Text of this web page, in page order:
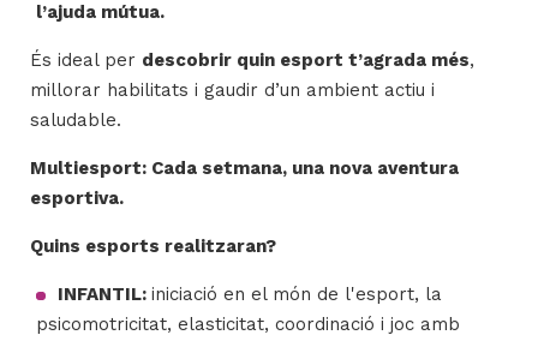
l’ajuda mútua.
És ideal per descobrir quin esport t’agrada més,
millorar habilitats i gaudir d’un ambient actiu i
saludable.
Multiesport: Cada setmana, una nova aventura
esportiva.
Quins esports realitzaran?
INFANTIL: iniciació en el món de l'esport, la
psicomotricitat, elasticitat, coordinació i joc amb